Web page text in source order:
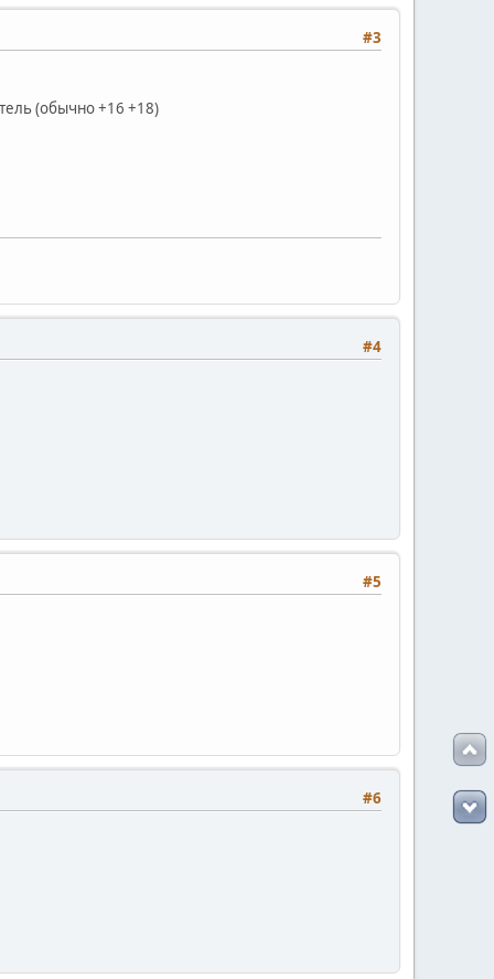
#3
(обычно +16 +18)
#4
#5
#6